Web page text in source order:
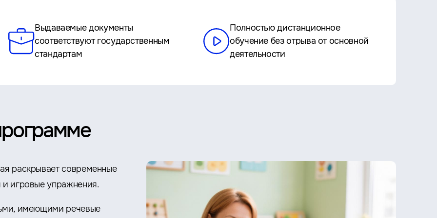
Выдаваемые документы
соответствуют государственным
стандартам
Полностью дистанционное
обучение без отрыва от основной
деятельности
раскрывает современные
игровые упражнения.
имеющими речевые